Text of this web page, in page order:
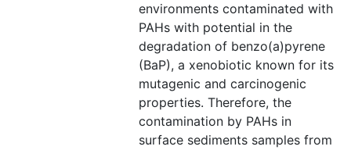
environments contaminated with
PAHs with potential in the
degradation of benzo(a)pyrene
(BaP), a xenobiotic known for its
mutagenic and carcinogenic
properties. Therefore, the
contamination by PAHs in
surface sediments samples from